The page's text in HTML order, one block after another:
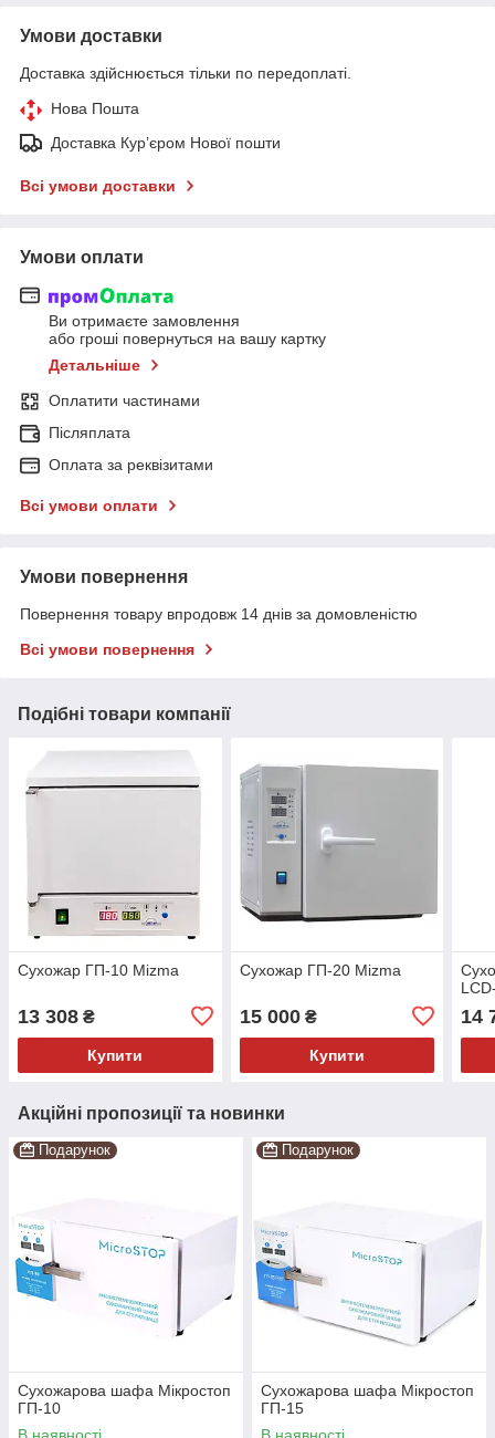
Умови доставки
Доставка здійснюється тільки по передоплаті.
Нова Пошта
Доставка Курʼєром Нової пошти
Всі умови доставки
Умови оплати
Ви отримаєте замовлення
або гроші повернуться на вашу картку
Детальніше
Оплатити частинами
Післяплата
Оплата за реквізитами
Всі умови оплати
Умови повернення
Повернення товару впродовж 14 днів за домовленістю
Всі умови повернення
Подібні товари компанії
Сухожар ГП-10 Mizma
13 308 ₴
Купити
Сухожар ГП-20 Mizma
15 000₴
Купити
14
Акційні пропозиції та новинки
Подарунок
Сухожарова шафа Мікростоп
ГП-10
В наявності
Подарунок
Сухожарова шафа Мікростоп
ГП-15
В наявності